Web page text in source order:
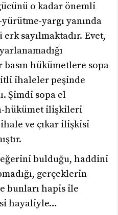
o kadar önemli
yargı yanında
sayılmaktadır. Evet,
hükümetlere sopa
ihaleler peşinde
Şimdi sopa el
hükümet ilişkileri
ve çıkar ilişkisi
bulduğu, haddini
gerçeklerin
bunları hapis ile
hayaliyle…